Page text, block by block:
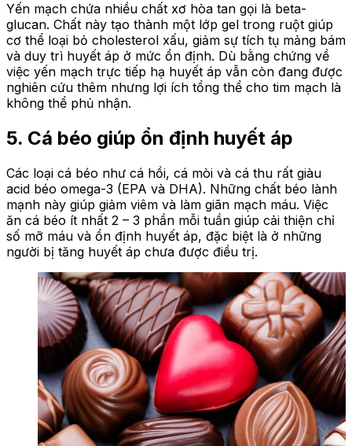
Yến mạch chứa nhiều chất xơ hòa tan gọi là beta-
glucan. Chất này tạo thành một lớp gel trong ruột giúp
cơ thể loại bỏ cholesterol xấu, giảm sự tích tụ mảng bám
và duy trì huyết áp ở mức ổn định. Dù bằng chứng về
việc yến mạch trực tiếp hạ huyết áp vẫn còn đang được
nghiên cứu thêm nhưng lợi ích tổng thể cho tim mạch là
không thể phủ nhận.
5. Cá béo giúp ổn định huyết áp
Các loại cá béo như cá hồi, cá mòi và cá thu rất giàu
acid béo omega-3 (EPA và DHA). Những chất béo lành
mạnh này giúp giảm viêm và làm giãn mạch máu. Việc
ăn cá béo ít nhất 2 – 3 phần mỗi tuần giúp cải thiện chỉ
số mỡ máu và ổn định huyết áp, đặc biệt là ở những
người bị tăng huyết áp chưa được điều trị.